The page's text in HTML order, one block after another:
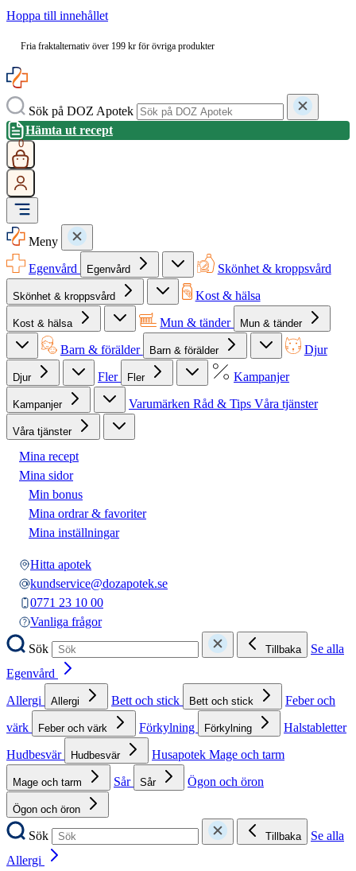
Hoppa till innehållet
Fria fraktalternativ över 199 kr för övriga produkter
Sök på DOZ Apotek
Hämta ut recept
0
Meny
Egenvård
Egenvård Skönhet & kroppsvård
Skönhet & kroppsvård Kost & hälsa
Kost & hälsa Mun & tänder Mun & tänder
Barn & förälder Barn & förälder Djur
Djur Fler Fler Kampanjer
Kampanjer Varumärken Råd & Tips Våra tjänster
Våra tjänster
Mina recept
Mina sidor
Min bonus
Mina ordrar & favoriter
Mina inställningar
Hitta apotek
kundservice@dozapotek.se
0771 23 10 00
Vanliga frågor
Sök
Tillbaka
Se alla
Egenvård
Allergi
Allergi Bett och stick Bett och stick
Feber och
värk
Feber och värk Förkylning Förkylning
Halstabletter
Hudbesvär
Hudbesvär Husapotek Mage och tarm
Mage och tarm Sår Sår Ögon och öron
Ögon och öron
Sök Tillbaka
Se alla
Allergi